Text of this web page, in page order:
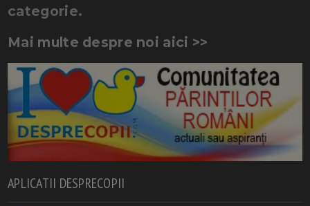
categorie.
Mai multe despre noi aici >>
APLICATII DESPRECOPII